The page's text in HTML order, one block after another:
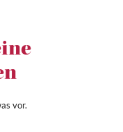
vor.